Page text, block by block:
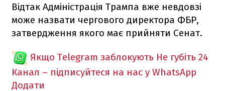
Відтак Адміністрація Трампа вже невдовзі
може назвати чергового директора ФБР,
затвердження якого має прийняти Сенат.
Якщо Telegram заблокують Не губіть 24
Канал – підписуйтеся на нас у WhatsApp
Додати